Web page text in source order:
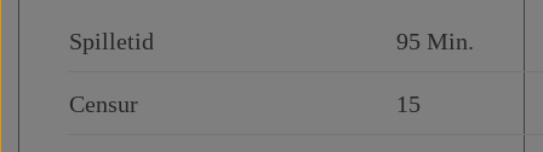
Spilletid 95 Min.
Censur 15